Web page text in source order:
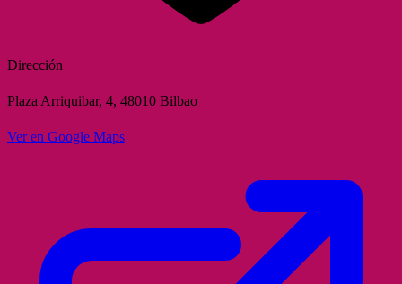
Dirección
Plaza Arriquibar, 4, 48010 Bilbao
Ver en Google Maps